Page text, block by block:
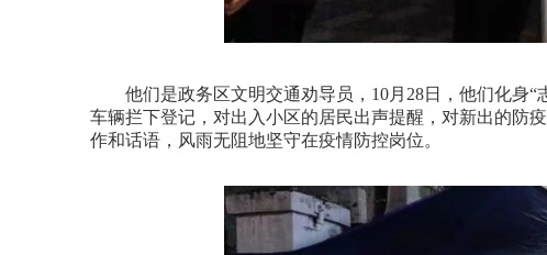
他们是政务区文明交通劝导员，10月28日，他们化身“
车辆拦下登记，对出入小区的居民出声提醒，对新出的防
作和话语，风雨无阻地坚守在疫情防控岗位。